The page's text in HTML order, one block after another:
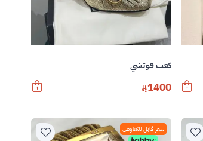
كعب قوتشي
1400
سعر قابل للتفاوض